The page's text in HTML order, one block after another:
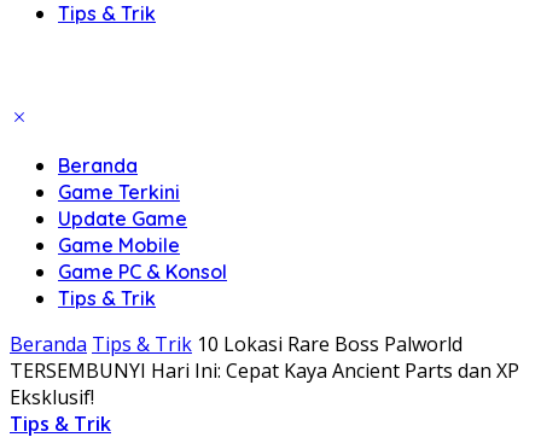
Tips & Trik
Beranda
Game Terkini
Update Game
Game Mobile
Game PC & Konsol
Tips & Trik
Beranda Tips & Trik 10 Lokasi Rare Boss Palworld
TERSEMBUNYI Hari Ini: Cepat Kaya Ancient Parts dan XP
Eksklusif!
Tips & Trik